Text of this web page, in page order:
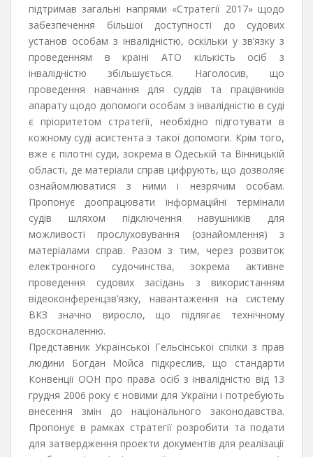
підтримав загальні напрями «Стратегії 2017» щодо
забезпечення більшої доступності до судових
установ особам з інвалідністю, оскільки у зв’язку з
проведенням в країні АТО кількість осіб з
інвалідністю збільшується. Наголосив, що
проведення навчання для суддів та працівників
апарату щодо допомоги особам з інвалідністю в суді
є пріоритетом стратегії, необхідно підготувати в
кожному суді асистента з такої допомоги. Крім того,
вже є пілотні суди, зокрема в Одеській та Вінницькій
області, де матеріали справ цифрують, що дозволяє
ознайомлюватися з ними і незрячим особам.
Пропонує доопрацювати інформаційні термінали
судів шляхом підключення навушників для
можливості прослуховування (ознайомлення) з
матеріалами справ. Разом з тим, через розвиток
електронного судочинства, зокрема активне
проведення судових засідань з використанням
відеоконференцзв’язку, навантаження на систему
ВКЗ значно виросло, що підлягає технічному
вдосконаленню.
Представник Української Гельсінської спілки з прав
людини Богдан Мойса підкреслив, що стандарти
Конвенції ООН про права осіб з інвалідністю від 13
грудня 2006 року є новими для України і потребують
внесення змін до національного законодавства.
Пропонує в рамках стратегії розробити та подати
для затвердження проекти документів для реалізації